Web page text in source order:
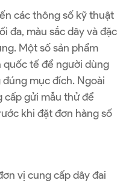
các thông số kỹ thuật
đa, màu sắc dây và đặc
Một số sản phẩm
tế để người dùng
mục đích. Ngoài
cấp gửi mẫu thử để
khi đặt đơn hàng số
vị cung cấp dây đai